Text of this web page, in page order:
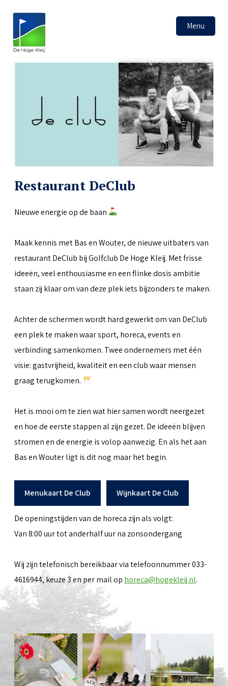
Menu
Restaurant DeClub
Nieuwe energie op de baan
Maak kennis met Bas en Wouter, de nieuwe uitbaters van
restaurant DeClub bij Golfclub De Hoge Kleij. Met frisse
ideeën, veel enthousiasme en een flinke dosis ambitie
staan zij klaar om van deze plek iets bijzonders te maken.
Achter de schermen wordt hard gewerkt om van DeClub
een plek te maken waar sport, horeca, events en
verbinding samenkomen. Twee ondernemers met één
visie: gastvrijheid, kwaliteit en een club waar mensen
graag terugkomen.
Het is mooi om te zien wat hier samen wordt neergezet
en hoe de eerste stappen al zijn gezet. De ideeën blijven
stromen en de energie is volop aanwezig. En als het aan
Bas en Wouter ligt is dit nog maar het begin.
Menukaart De Club Wijnkaart De Club
De openingstijden van de horeca zijn als volgt:
Van 8:00 uur tot anderhalf uur na zonsondergang
Wij zijn telefonisch bereikbaar via telefoonnummer 033-
4616944, keuze 3 en per mail op horeca@hogekleij.nl.